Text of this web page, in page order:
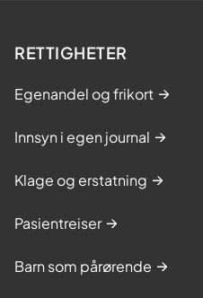
RETTIGHETER
Egenandel og frikort
Innsyn i egen journal
Klage og erstatning
Pasientreiser
Barn som pårørende